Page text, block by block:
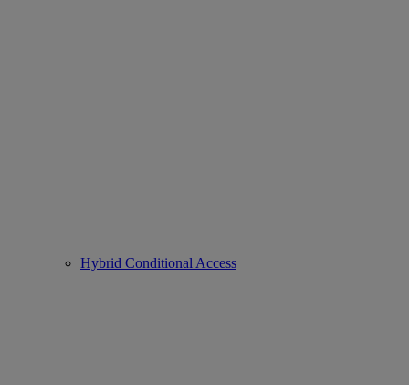
Hybrid Conditional Access